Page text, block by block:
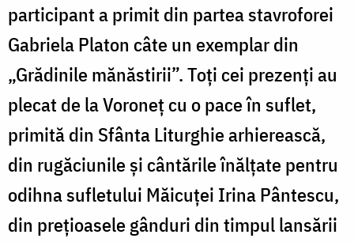
participant a primit din partea stavroforei
Gabriela Platon câte un exemplar din
„Grădinile mănăstirii”. Toți cei prezenți au
plecat de la Voroneț cu o pace în suflet,
primită din Sfânta Liturghie arhierească,
din rugăciunile și cântările înălțate pentru
odihna sufletului Măicuței Irina Pântescu,
din prețioasele gânduri din timpul lansării